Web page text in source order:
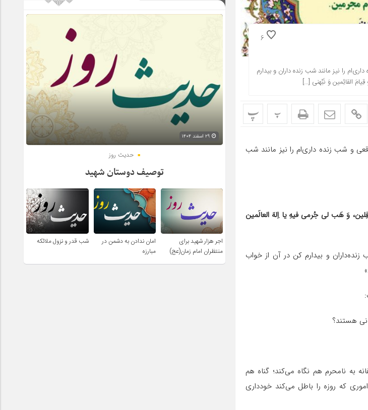
6
را نیز مانند شب زنده ‌داران و بیدارم
القائِمین وَ نَبِّهنی […]
پ پ
و شب زنده‌ داری‌ام را نیز مانند شب
وَ هَب لی جُرمی فیهِ یا اِلهَ العالَمین
زنده‌داران و بیدارم کن در آن از خواب
هستند؟
به نامحرم هم نگاه می‌کند؛ گناه هم
که روزه را باطل می‌کند خودداری
حدیث روز
توصیف دوستان شهید
اجر هزار شهید برای
منتظران امام زمان(عج)
امان ندادن به دشمن در
مبارزه
شب قدر و نزول ملائکه